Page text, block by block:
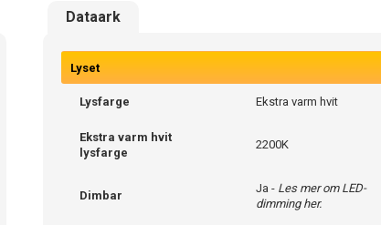
Dataark
Lyset
Lysfarge Ekstra varm hvit
Ekstra varm hvit
lysfarge
2200K
Dimbar
Ja - Les mer om LED-
dimming her.